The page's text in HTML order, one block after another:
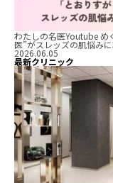
わたしの名医Youtube め
医”がスレッズの肌悩み
2026.06.05
最新クリニック